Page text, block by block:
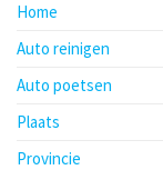
Home
Auto reinigen
Auto poetsen
Plaats
Provincie